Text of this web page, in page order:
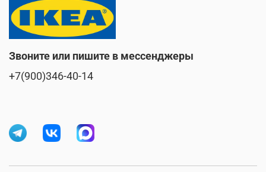
Максимальная нагрузка:
Звоните или пишите в мессенджеры
+7(900)346-40-14